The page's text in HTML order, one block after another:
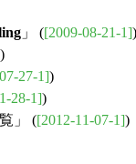
」 ([2009-08-21-1])
)
27-1])
28-1])
」 ([2012-11-07-1])